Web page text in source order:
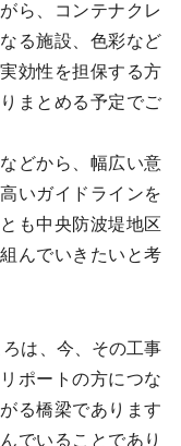
ら、コンテナクレ
る施設、色彩など
効性を担保する方
まとめる予定でご
どから、幅広い意
いガイドラインを
も中央防波堤地区
んでいきたいと考
は、今、その工事
ポートの方につな
る橋梁であります
でいることであり